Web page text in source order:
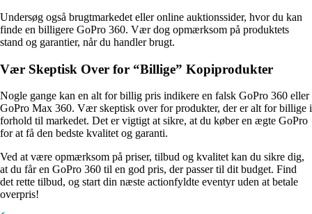
Undersøg også brugtmarkedet eller online auktionssider, hvor du kan
finde en billigere GoPro 360. Vær dog opmærksom på produktets
stand og garantier, når du handler brugt.
Vær Skeptisk Over for “Billige” Kopiprodukter
Nogle gange kan en alt for billig pris indikere en falsk GoPro 360 eller
GoPro Max 360. Vær skeptisk over for produkter, der er alt for billige i
forhold til markedet. Det er vigtigt at sikre, at du køber en ægte GoPro
for at få den bedste kvalitet og garanti.
Ved at være opmærksom på priser, tilbud og kvalitet kan du sikre dig,
at du får en GoPro 360 til en god pris, der passer til dit budget. Find
det rette tilbud, og start din næste actionfyldte eventyr uden at betale
overpris!